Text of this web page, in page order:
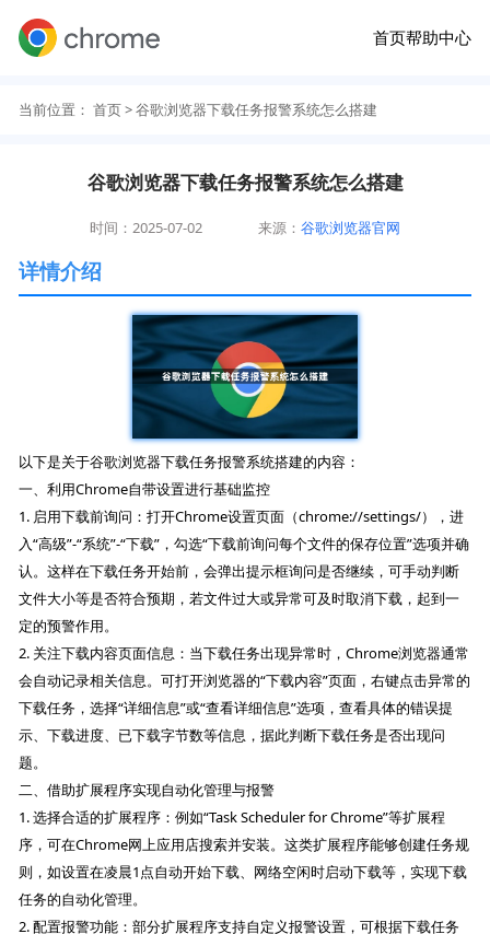
首页帮助中心
当前位置： 首页> 谷歌浏览器下载任务报警系统怎么搭建
谷歌浏览器下载任务报警系统怎么搭建
时间：2025-07-02 来源：谷歌浏览器官网
详情介绍
以下是关于谷歌浏览器下载任务报警系统搭建的内容：
一、利用Chrome自带设置进行基础监控
1. 启用下载前询问：打开Chrome设置页面（chrome://settings/），进
入“高级”-“系统”-“下载”，勾选“下载前询问每个文件的保存位置”选项并确
认。这样在下载任务开始前，会弹出提示框询问是否继续，可手动判断
文件大小等是否符合预期，若文件过大或异常可及时取消下载，起到一
定的预警作用。
2. 关注下载内容页面信息：当下载任务出现异常时，Chrome浏览器通常
会自动记录相关信息。可打开浏览器的“下载内容”页面，右键点击异常的
下载任务，选择“详细信息”或“查看详细信息”选项，查看具体的错误提
示、下载进度、已下载字节数等信息，据此判断下载任务是否出现问
题。
二、借助扩展程序实现自动化管理与报警
1. 选择合适的扩展程序：例如“Task Scheduler for Chrome”等扩展程
序，可在Chrome网上应用店搜索并安装。这类扩展程序能够创建任务规
则，如设置在凌晨1点自动开始下载、网络空闲时启动下载等，实现下载
任务的自动化管理。
2. 配置报警功能：部分扩展程序支持自定义报警设置，可根据下载任务